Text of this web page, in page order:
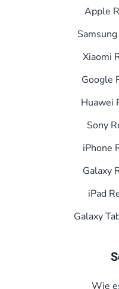
Apple
Xiaomi
Google
Huawei
Sony
iPhone
Galaxy
iPad
Galaxy
Wie